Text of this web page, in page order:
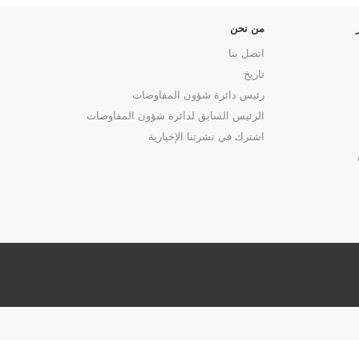
من نحن
اتصل بنا
تاريخ
رئيس دائرة شؤون المفاوضات
الرئيس السابق لدائرة شؤون المفاوضات
اشترك في نشرتنا الإخبارية